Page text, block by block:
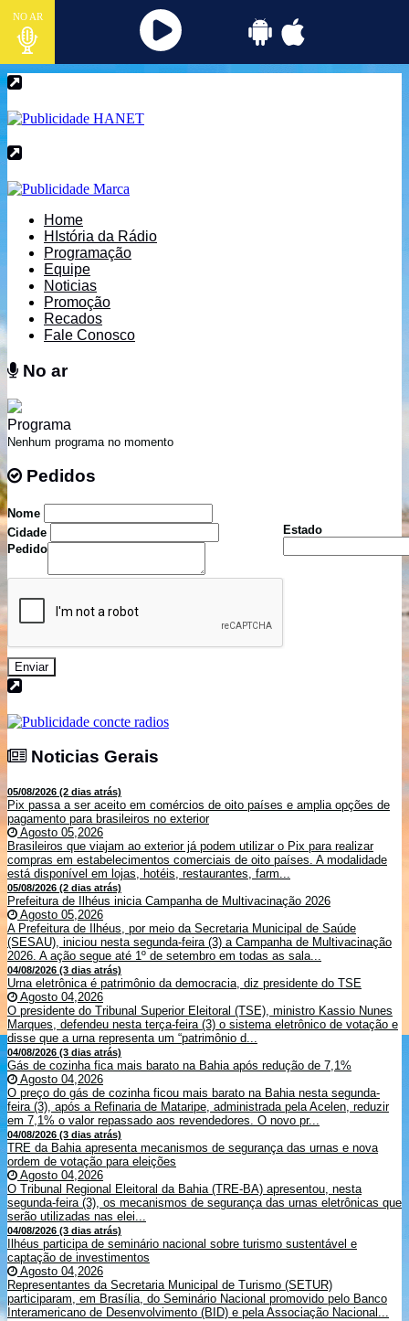
NO AR
Home
HIstória da Rádio
Programação
Equipe
Noticias
Promoção
Recados
Fale Conosco
No ar
Programa
Nenhum programa no momento
Pedidos
Nome
Cidade
Estado
Pedido
Enviar
Noticias Gerais
05/08/2026 (2 dias atrás)
Pix passa a ser aceito em comércios de oito países e amplia opções de
pagamento para brasileiros no exterior
Agosto 05,2026
Brasileiros que viajam ao exterior já podem utilizar o Pix para realizar
compras em estabelecimentos comerciais de oito países. A modalidade
está disponível em lojas, hotéis, restaurantes, farm...
05/08/2026 (2 dias atrás)
Prefeitura de Ilhéus inicia Campanha de Multivacinação 2026
Agosto 05,2026
A Prefeitura de Ilhéus, por meio da Secretaria Municipal de Saúde
(SESAU), iniciou nesta segunda-feira (3) a Campanha de Multivacinação
2026. A ação segue até 1º de setembro em todas as sala...
04/08/2026 (3 dias atrás)
Urna eletrônica é patrimônio da democracia, diz presidente do TSE
Agosto 04,2026
O presidente do Tribunal Superior Eleitoral (TSE), ministro Kassio Nunes
Marques, defendeu nesta terça-feira (3) o sistema eletrônico de votação e
disse que a urna representa um “patrimônio d...
04/08/2026 (3 dias atrás)
Gás de cozinha fica mais barato na Bahia após redução de 7,1%
Agosto 04,2026
O preço do gás de cozinha ficou mais barato na Bahia nesta segunda-
feira (3), após a Refinaria de Mataripe, administrada pela Acelen, reduzir
em 7,1% o valor repassado aos revendedores. O novo pr...
04/08/2026 (3 dias atrás)
TRE da Bahia apresenta mecanismos de segurança das urnas e nova
ordem de votação para eleições
Agosto 04,2026
O Tribunal Regional Eleitoral da Bahia (TRE-BA) apresentou, nesta
segunda-feira (3), os mecanismos de segurança das urnas eletrônicas que
serão utilizadas nas elei...
04/08/2026 (3 dias atrás)
Ilhéus participa de seminário nacional sobre turismo sustentável e
captação de investimentos
Agosto 04,2026
Representantes da Secretaria Municipal de Turismo (SETUR)
participaram, em Brasília, do Seminário Nacional promovido pelo Banco
Interamericano de Desenvolvimento (BID) e pela Associação Nacional...